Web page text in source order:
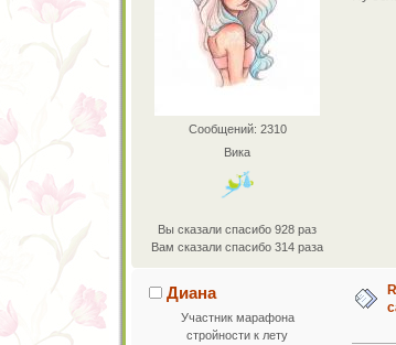
Сообщений: 2310
Вика
Вы сказали спасибо 928 раз
Вам сказали спасибо 314 раза
Диана
Участник марафона
стройности к лету